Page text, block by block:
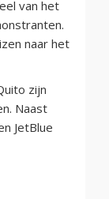
van het
naar het
zijn
Naast
JetBlue